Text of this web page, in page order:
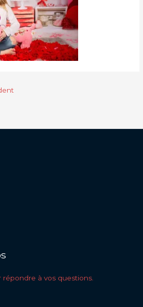
à vos questions.